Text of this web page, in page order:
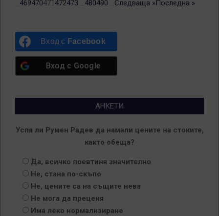
...469470471 472473 ...480490 ...Следваща »Последна »
Вход с Facebook
Вход с Google
АНКЕТИ
Успя ли Румен Радев да намали цените на стоките,
както обеща?
Да, всичко поевтиня значително
Не, стана по-скъпо
Не, цените са на същите нева
Не мога да преценя
Има леко нормализиране